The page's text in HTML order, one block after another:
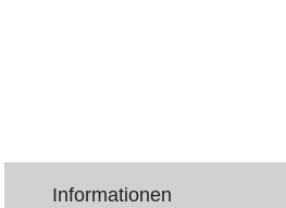
Informationen